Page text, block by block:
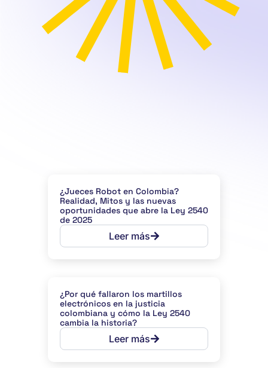
¿Jueces Robot en Colombia?
Realidad, Mitos y las nuevas
oportunidades que abre la Ley 2540
de 2025
Leer más
¿Por qué fallaron los martillos
electrónicos en la justicia
colombiana y cómo la Ley 2540
cambia la historia?
Leer más